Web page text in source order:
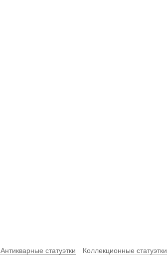
Антикварные статуэтки Коллекционные статуэтки